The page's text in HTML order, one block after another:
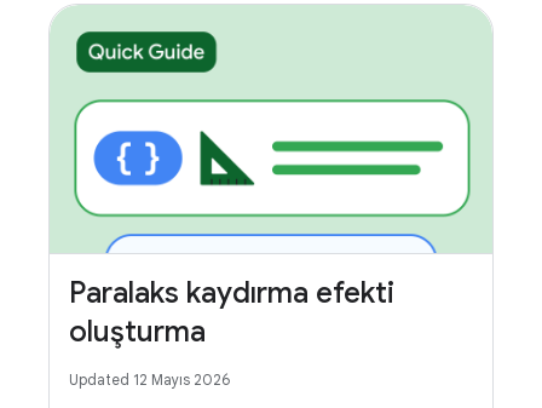
Paralaks kaydırma efekti
oluşturma
Updated 12 Mayıs 2026